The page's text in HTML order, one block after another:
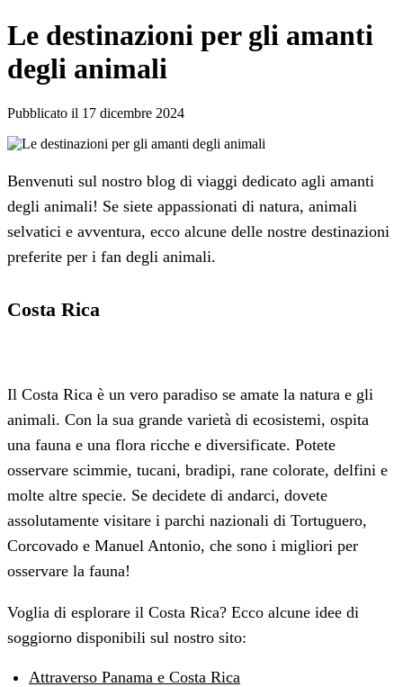
Le destinazioni per gli amanti
degli animali
Pubblicato il 17 dicembre 2024
Benvenuti sul nostro blog di viaggi dedicato agli amanti
degli animali! Se siete appassionati di natura, animali
selvatici e avventura, ecco alcune delle nostre destinazioni
preferite per i fan degli animali.
Costa Rica
Il Costa Rica è un vero paradiso se amate la natura e gli
animali. Con la sua grande varietà di ecosistemi, ospita
una fauna e una flora ricche e diversificate. Potete
osservare scimmie, tucani, bradipi, rane colorate, delfini e
molte altre specie. Se decidete di andarci, dovete
assolutamente visitare i parchi nazionali di Tortuguero,
Corcovado e Manuel Antonio, che sono i migliori per
osservare la fauna!
Voglia di esplorare il Costa Rica? Ecco alcune idee di
soggiorno disponibili sul nostro sito:
Attraverso Panama e Costa Rica